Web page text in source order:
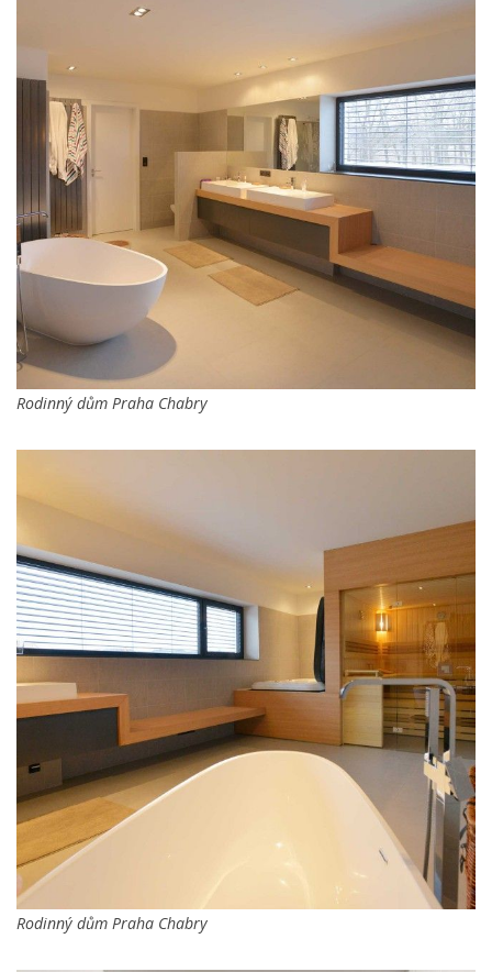
Rodinný dům Praha Chabry
Rodinný dům Praha Chabry